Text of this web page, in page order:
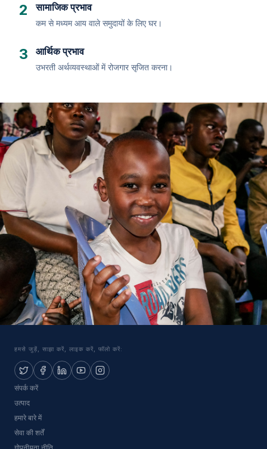
2 सामाजिक प्रभाव
कम से मध्यम आय वाले समुदायों के लिए घर।
3 आर्थिक प्रभाव
उभरती अर्थव्यवस्थाओं में रोजगार सृजित करना।
हमसे जुड़ें, साझा करें, लाइक करें, फॉलो करें:
संपर्क करें
उत्पाद
हमारे बारे में
सेवा की शर्तें